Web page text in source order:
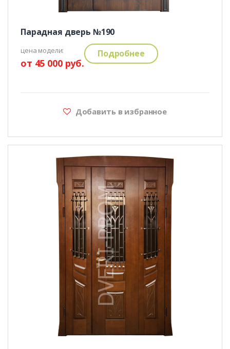
Парадная дверь №190
цена модели:
от 45 000 руб.
Подробнее
Добавить в избранное